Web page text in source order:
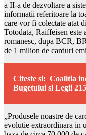
a II-a de dezvoltare a
informatii referitoare la
care vor fi colectate atat
Totodata, Raiffeisen este
romanesc, dupa BCR,
de 1 milion de carduri
Citeste si: Coalitia
Bugetului si Legii 215
„Produsele noastre de
evolutie extraordinara in